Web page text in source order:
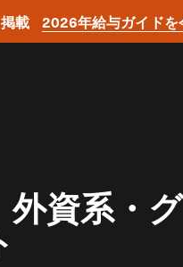
載
2026年給与ガイドを
外資系